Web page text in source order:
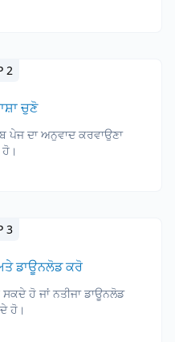
2
ਚੁਣੋ
ਪੇਜ ਦਾ ਅਨੁਵਾਦ ਕਰਵਾਉਣਾ
3
ਡਾਊਨਲੋਡ ਕਰੋ
ਹੋ ਜਾਂ ਨਤੀਜਾ ਡਾਊਨਲੋਡ
ਹੋ।